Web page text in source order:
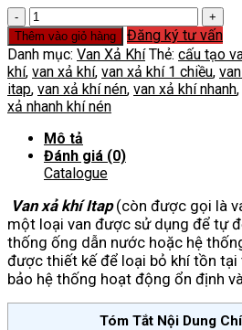
Van
Xả
Khí
Itap
số
lượng
Thêm vào giỏ hàng
Đăng ký tư vấn
Danh mục: Van Xả Khí Thẻ: cấu tạo
khí, van xả khí, van xả khí 1 chiều,
itap, van xả khí nén, van xả khí nhanh,
xả nhanh khí nén
Mô tả
Đánh giá (0)
Catalogue
Van xả khí Itap(còn được gọi là
một loại van được sử dụng để tự
thống ống dẫn nước hoặc hệ
được thiết kế để loại bỏ khí tồn
bảo hệ thống hoạt động ổn định
Tóm Tắt Nội Dung